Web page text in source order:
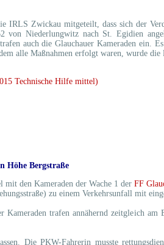
IRLS Zwickau mitgeteilt, dass sich der
von Niederlungwitz nach St. Egidien
auch die Glauchauer Kameraden ein.
alle Maßnahmen erfolgt waren, wurde die
Technische Hilfe mittel)
Höhe Bergstraße
den Kameraden der Wache 1 derFF
zu einem Verkehrsunfall mit
Kameraden trafen annähernd zeitgleich
Die PKW-Fahrerin musste